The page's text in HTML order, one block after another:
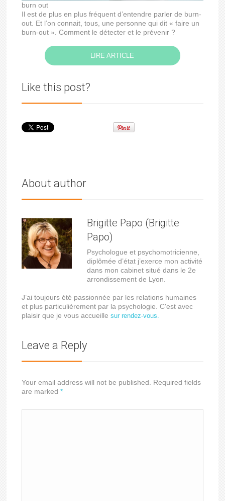
burn out
Il est de plus en plus fréquent d’entendre parler de burn-
out. Et l’on connait, tous, une personne qui dit « faire un
burn-out ». Comment le détecter et le prévenir ?
LIRE ARTICLE
Like this post?
About author
Brigitte Papo (Brigitte
Papo)
Psychologue et psychomotricienne,
diplômée d’état j’exerce mon activité
dans mon cabinet situé dans le 2e
arrondissement de Lyon.
J’ai toujours été passionnée par les relations humaines
et plus particulièrement par la psychologie. C'est avec
plaisir que je vous accueillesur rendez-vous.
Leave a Reply
Your email address will not be published. Required fields
are marked*